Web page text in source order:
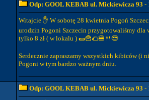
Odp: GOOL KEBAB ul. Mickiewicza 93 -
Witajcie ✋️ W sobotę 28 kwietnia Pogoń
urodzin Pogoni Szczecin przygotowaliśmy dla
tylko 8 zł ( w lokalu ) 🌯🍟🌮🍔🍴😎
Serdecznie zapraszamy wszystkich kibiców (i
Pogoni w tym bardzo ważnym dniu.
Odp: GOOL KEBAB ul. Mickiewicza 93 -